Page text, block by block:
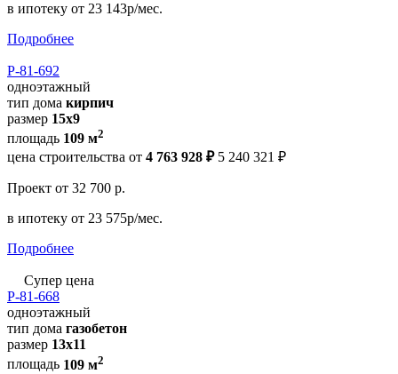
в ипотеку от 23 143р/мес.
Подробнее
Р-81-692
одноэтажный
тип дома кирпич
размер 15x9
площадь 109 м2
цена строительства от 4 763 928 ₽ 5 240 321 ₽
Проект от 32 700 р.
в ипотеку от 23 575р/мес.
Подробнее
Супер цена
Р-81-668
одноэтажный
тип дома газобетон
размер 13x11
площадь 109 м2